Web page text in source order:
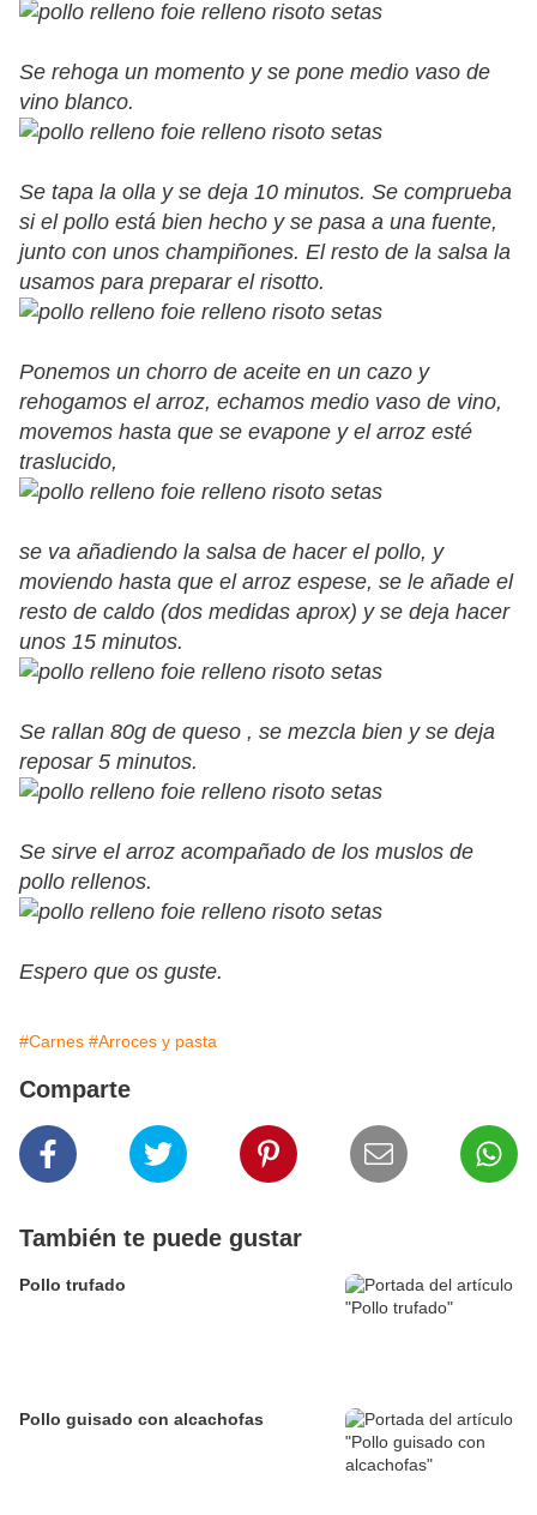
Se rehoga un momento y se pone medio vaso de
vino blanco.
Se tapa la olla y se deja 10 minutos. Se comprueba
si el pollo está bien hecho y se pasa a una fuente,
junto con unos champiñones. El resto de la salsa la
usamos para preparar el risotto.
Ponemos un chorro de aceite en un cazo y
rehogamos el arroz, echamos medio vaso de vino,
movemos hasta que se evapone y el arroz esté
traslucido,
se va añadiendo la salsa de hacer el pollo, y
moviendo hasta que el arroz espese, se le añade el
resto de caldo (dos medidas aprox) y se deja hacer
unos 15 minutos.
Se rallan 80g de queso , se mezcla bien y se deja
reposar 5 minutos.
Se sirve el arroz acompañado de los muslos de
pollo rellenos.
Espero que os guste.
#Carnes #Arroces y pasta
Comparte
También te puede gustar
Pollo trufado
Pollo guisado con alcachofas